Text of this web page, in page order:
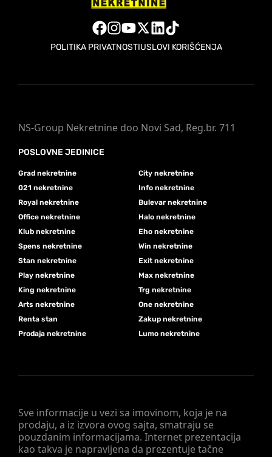
POLITIKA PRIVATNOSTIUSLOVI KORIŠĆENJA
Sve informacije u vezi sa imovinom, koja je na
prodaju, a iz izvora ovog sajta, smatraju se
pouzdanim informacijama. Internet prezentacija
kao takva je napravljena da prezentuje tačne
NS-Group Nekretnine doo Novi Sad, Reg.br. 711
POSLOVNE JEDINICE
Grad nekretnine
City nekretnine
021 nekretnine
Info nekretnine
Royal nekretnine
Bulevar nekretnine
Office nekretnine
Halo nekretnine
Klub nekretnine
Eho nekretnine
Spens nekretnine
Win nekretnine
Stan nekretnine
Exit nekretnine
Play nekretnine
Max nekretnine
King nekretnine
Trg nekretnine
Arts nekretnine
One nekretnine
Renta stan
Zakup nekretnine
Prodaja nekretnine
Lumo nekretnine